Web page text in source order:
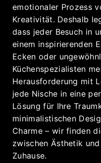
emotionaler Prozess
Kreativität. Deshalb
dass jeder Besuch in
einem inspirierenden
Ecken oder
Küchenspezialisten
Herausforderung mit
jede Nische in eine
Lösung für Ihre
minimalistischen
Charme – wir finden
zwischen Ästhetik
Zuhause.